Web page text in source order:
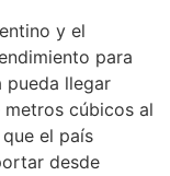
y el
para
pueda llegar
cúbicos al
el país
desde